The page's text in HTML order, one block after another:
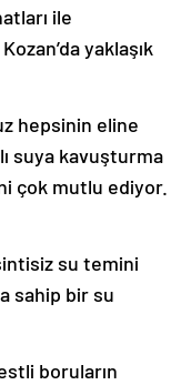
ile
yaklaşık
hepsinin eline
suya kavuşturma
çok mutlu ediyor.
su temini
sahip bir su
boruların